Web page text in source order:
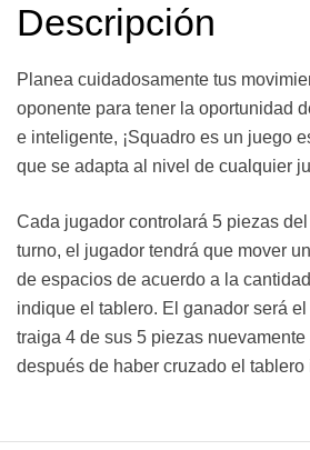
Descripción
Planea cuidadosamente tus
oponente para tener la oportunidad
e inteligente, ¡Squadro es un juego
que se adapta al nivel de cualquier
Cada jugador controlará 5 piezas
turno, el jugador tendrá que mover
de espacios de acuerdo a la
indique el tablero. El ganador será
traiga 4 de sus 5 piezas nuevamente
después de haber cruzado el tablero